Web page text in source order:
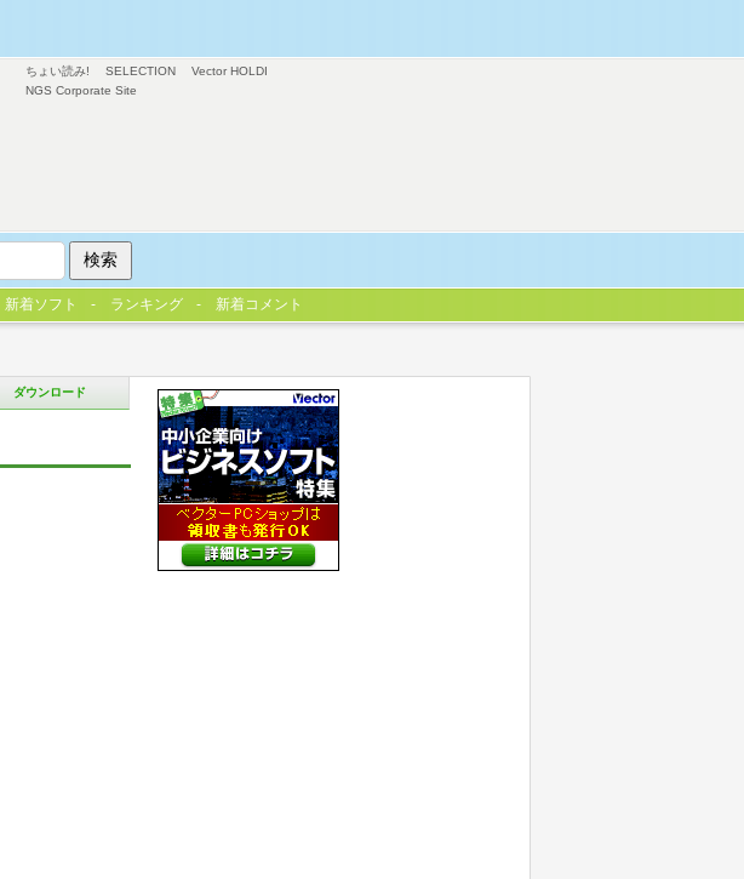
ダウンロード
ちょい読み! SELECTION
Vector HOLDI
NGS Corporate Site
新着ソフト ランキング 新着コメント